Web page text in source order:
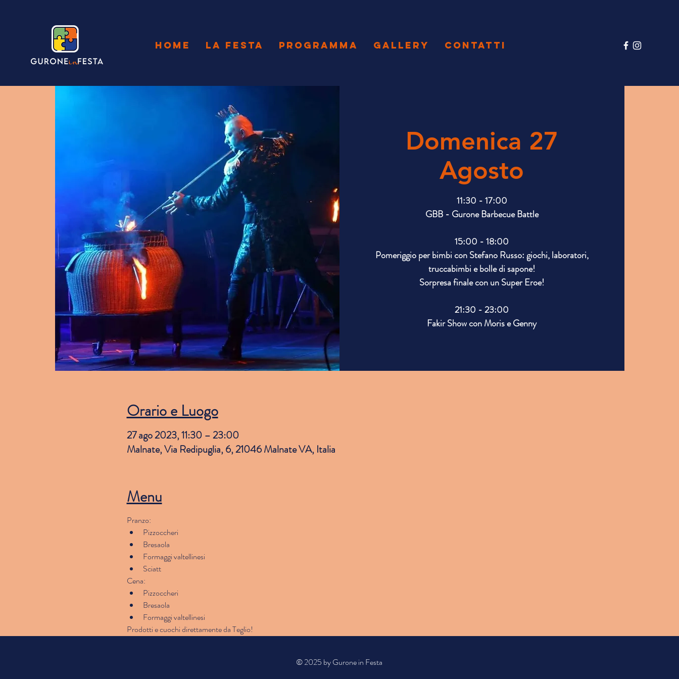
HOME LA FESTA PROGRAMMA GALLERY CONTATTI
Domenica 27
Agosto
11:30 - 17:00
GBB - Gurone Barbecue Battle
15:00 - 18:00
Pomeriggio per bimbi con Stefano Russo: giochi, laboratori,
truccabimbi e bolle di sapone!
Sorpresa finale con un Super Eroe!
21:30 - 23:00
Fakir Show con Moris e Genny
Orario e Luogo
27 ago 2023, 11:30 – 23:00
Malnate, Via Redipuglia, 6, 21046 Malnate VA, Italia
Menu
Pranzo:
Pizzoccheri
Bresaola
Formaggi valtellinesi
Sciatt
Cena:
Pizzoccheri
Bresaola
Formaggi valtellinesi
Prodotti e cuochi direttamente da Teglio!
© 2025 by Gurone in Festa